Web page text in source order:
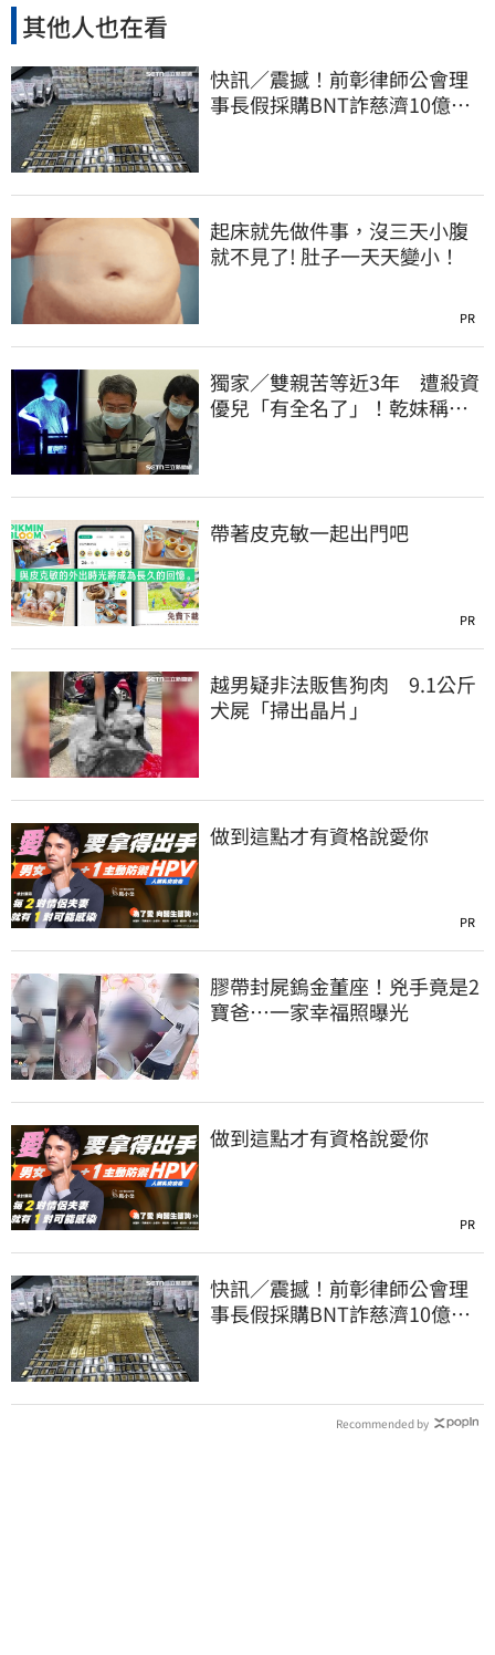
其他人也在看
快訊／震撼！前彰律師公會理
事長假採購BNT詐慈濟10億、
起床就先做件事，沒三天小腹
就不見了! 肚子一天天變小！
PR
獨家／雙親苦等近3年 遭殺資
優兒「有全名了」！乾妹稱賠
帶著皮克敏一起出門吧
PR
越男疑非法販售狗肉 9.1公斤
犬屍「掃出晶片」
做到這點才有資格說愛你
PR
膠帶封屍鎢金董座！兇手竟是2
寶爸…一家幸福照曝光
做到這點才有資格說愛你
PR
快訊／震撼！前彰律師公會理
事長假採購BNT詐慈濟10億、
Recommended by